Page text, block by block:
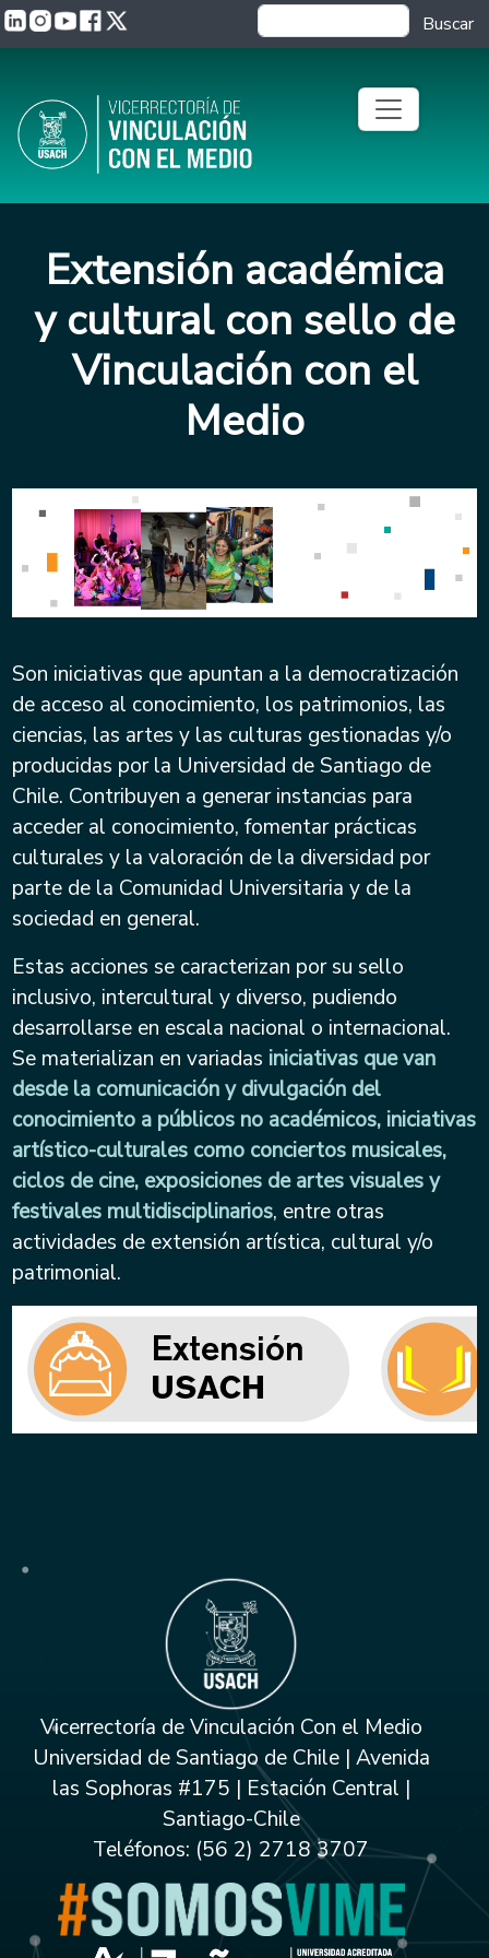
Pasar al contenido principalBuscar
Extensión académica
y cultural con sello de
Vinculación con el
Medio
Son iniciativas que apuntan a la democratización
de acceso al conocimiento, los patrimonios, las
ciencias, las artes y las culturas gestionadas y/o
producidas por la Universidad de Santiago de
Chile. Contribuyen a generar instancias para
acceder al conocimiento, fomentar prácticas
culturales y la valoración de la diversidad por
parte de la Comunidad Universitaria y de la
sociedad en general.
Estas acciones se caracterizan por su sello
inclusivo, intercultural y diverso, pudiendo
desarrollarse en escala nacional o internacional.
Se materializan en variadas iniciativas que van
desde la comunicación y divulgación del
conocimiento a públicos no académicos, iniciativas
artístico-culturales como conciertos musicales,
ciclos de cine, exposiciones de artes visuales y
festivales multidisciplinarios, entre otras
actividades de extensión artística, cultural y/o
patrimonial.
Vicerrectoría de Vinculación Con el Medio
Universidad de Santiago de Chile | Avenida
las Sophoras #175 | Estación Central |
Santiago-Chile
Teléfonos: (56 2) 2718 3707